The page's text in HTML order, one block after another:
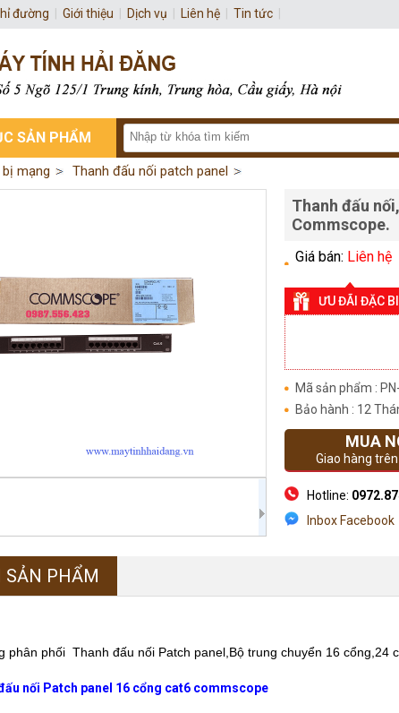
SẢN PHẨM
mạng Thanh đấu nối patch panel
Thanh đấu
Commscope.
Giá bán: Liên hệ
ƯU ĐÃI ĐẶC
Mã sản phẩm :
Bảo hành : 12
MUA
Giao hàng
Hotline:
Inbox Facebook
SẢN PHẨM
phân phối Thanh đấu nối Patch panel,Bộ trung chuyển 16 cổng,24
nối Patch panel 16 cổng cat6 commscope
đường Giới thiệu Dịch vụ Liên hệ Tin tức